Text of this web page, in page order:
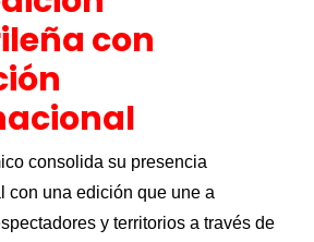
con
consolida su presencia
con una edición que une a
y territorios a través de